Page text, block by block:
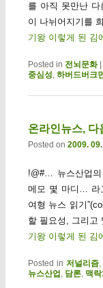
를 아직 못만난 다
이 나뉘어지기를
기왕 이렇게 된 김
Posted in 전뇌문화
중심성, 하버드버크
온라인뉴스, 다
Posted on 2009.
!@#… 뉴스산업
메모 몇 마디… 라
여형 뉴스 읽기
할 필요성, 그리고
기왕 이렇게 된 김
Posted in 저널리즘
뉴스산업 담론, 맥